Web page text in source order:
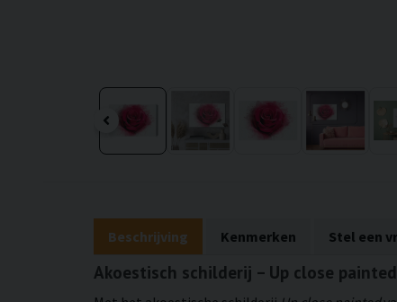
Beschrijving Kenmerken Stel een
Akoestisch schilderij – Up close